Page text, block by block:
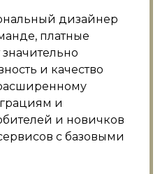
дизайнер
платные
и качество
и
и новичков
с базовыми